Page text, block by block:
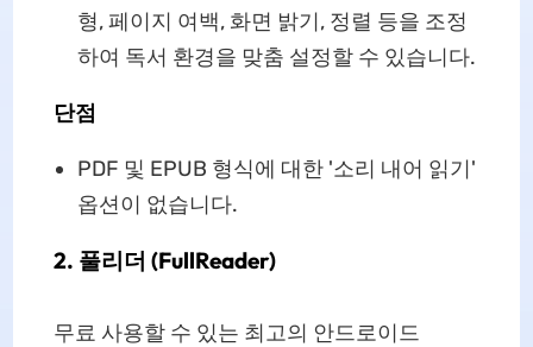
형, 페이지 여백, 화면 밝기, 정렬 등을 조정
하여 독서 환경을 맞춤 설정할 수 있습니다.
단점
PDF 및 EPUB 형식에 대한 '소리 내어 읽기'
옵션이 없습니다.
2. 풀리더 (FullReader)
무료 사용할 수 있는 최고의 안드로이드